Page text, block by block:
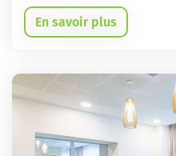
En savoir plus